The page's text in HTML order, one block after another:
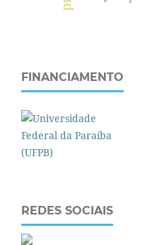
FINANCIAMENTO
REDES SOCIAIS